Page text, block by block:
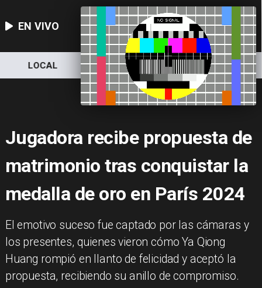
EN VIVO
LOCAL NACIONAL DEPORTES
Jugadora recibe propuesta de
matrimonio tras conquistar la
medalla de oro en París 2024
​El emotivo suceso fue captado por las cámaras y
los presentes, quienes vieron cómo Ya Qiong
Huang rompió en llanto de felicidad y aceptó la
propuesta, recibiendo su anillo de compromiso.